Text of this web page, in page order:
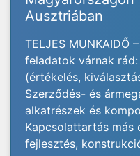
Ausztriában
TELJES MUNKAIDŐ
feladatok várnak
(értékelés,
Szerződés- és
alkatrészek és
Kapcsolattartás más
fejlesztés,